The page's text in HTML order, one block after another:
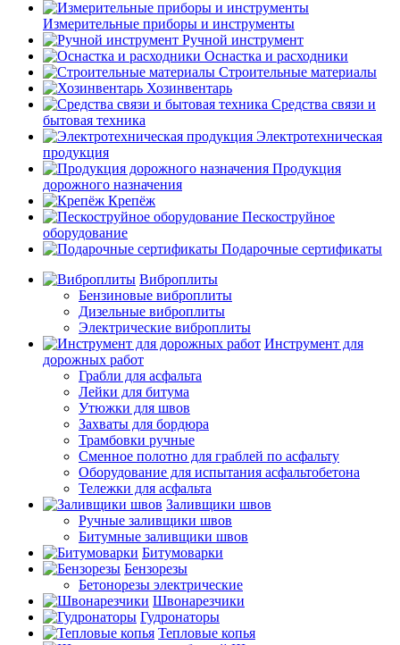
Измерительные приборы и инструменты
Ручной инструмент
Оснастка и расходники
Строительные материалы
Хозинвентарь
Средства связи и
бытовая техника
Электротехническая
продукция
Продукция
дорожного назначения
Крепёж
Пескоструйное
оборудование
Подарочные сертификаты
Виброплиты
Бензиновые виброплиты
Дизельные виброплиты
Электрические виброплиты
Инструмент для
дорожных работ
Грабли для асфальта
Лейки для битума
Утюжки для швов
Захваты для бордюра
Трамбовки ручные
Сменное полотно для граблей по асфальту
Оборудование для испытания асфальтобетона
Тележки для асфальта
Заливщики швов
Ручные заливщики швов
Битумные заливщики швов
Битумоварки
Бензорезы
Бетонорезы электрические
Швонарезчики
Гудронаторы
Тепловые копья